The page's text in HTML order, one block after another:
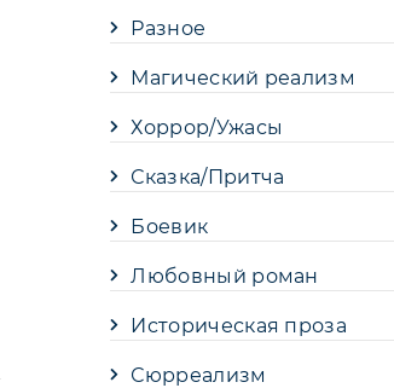
Разное
Магический реализм
Хоррор/Ужасы
Сказка/Притча
Боевик
Любовный роман
Историческая проза
Сюрреализм